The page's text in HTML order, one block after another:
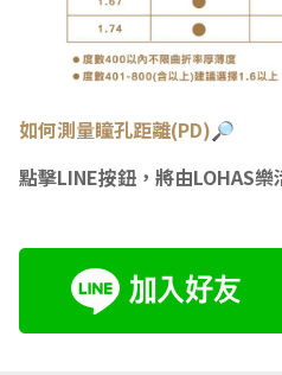
如何測量瞳孔距離(PD)🔎
點擊LINE按鈕，將由LOHAS